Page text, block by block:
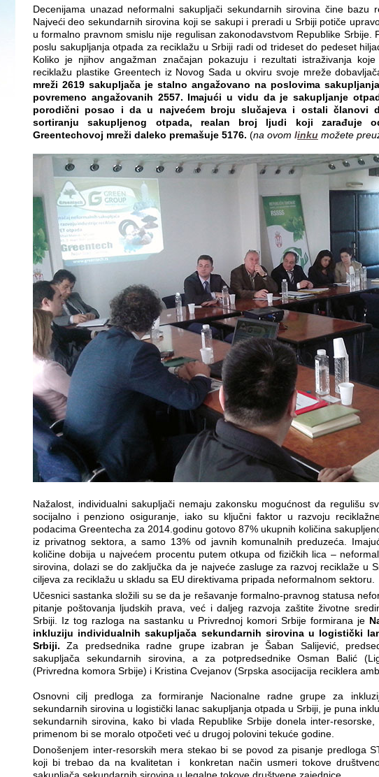
Decenijama unazad neformalni sakupljači sekundarnih sirovina čine bazu
Najveći deo sekundarnih sirovina koji se sakupi i preradi u Srbiji potiče
u formalno pravnom smislu nije regulisan zakonodavstvom Republike Srbije.
poslu sakupljanja otpada za reciklažu u Srbiji radi od trideset do pedeset
Koliko je njihov angažman značajan pokazuju i rezultati istraživanja
reciklažu plastike Greentech iz Novog Sada u okviru svoje mreže
mreži 2619 sakupljača je stalno angažovano na poslovima
povremeno angažovanih 2557. Imajući u vidu da je sakupljanje
porodični posao i da u najvećem broju slučajeva i ostali članovi
sortiranju sakupljenog otpada, realan broj ljudi koji zarađuje
Greentechovoj mreži daleko premašuje 5176. (na ovom linku možete
Nažalost, individualni sakupljači nemaju zakonsku mogućnost da regulišu
socijalno i penziono osiguranje, iako su ključni faktor u razvoju
podacima Greentecha za 2014.godinu gotovo 87% ukupnih količina
iz privatnog sektora, a samo 13% od javnih komunalnih preduzeća.
količine dobija u najvećem procentu putem otkupa od fizičkih lica –
sirovina, dolazi se do zaključka da je najveće zasluge za razvoj reciklaže u
ciljeva za reciklažu u skladu sa EU direktivama pripada neformalnom sektoru.
Učesnici sastanka složili su se da je rešavanje formalno-pravnog statusa
pitanje poštovanja ljudskih prava, već i daljeg razvoja zaštite životne
Srbiji. Iz tog razloga na sastanku u Privrednoj komori Srbije formirana je
inkluziju individualnih sakupljača sekundarnih sirovina u logistički
Srbiji.Za predsednika radne grupe izabran je Šaban Salijević,
sakupljača sekundarnih sirovina, a za potpredsednike Osman Balić
(Privredna komora Srbije) i Kristina Cvejanov (Srpska asocijacija reciklera
Osnovni cilj predloga za formiranje Nacionalne radne grupe za
sekundarnih sirovina u logistički lanac sakupljanja otpada u Srbiji, je puna
sekundarnih sirovina, kako bi vlada Republike Srbije donela inter-
primenom bi se moralo otpočeti već u drugoj polovini tekuće godine.
Donošenjem inter-resorskih mera stekao bi se povod za pisanje predloga
koji bi trebao da na kvalitetan i konkretan način usmeri tokove